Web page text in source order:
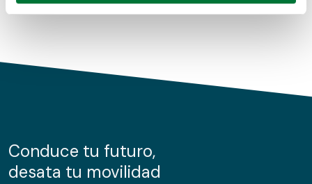
Obtenga más información sobre cómo se procesan sus
de cookies.
información sobre el uso que haga del sitio web con
nuestros partners de redes sociales, publicidad y análisis
Conduce tu futuro,
desata tu movilidad